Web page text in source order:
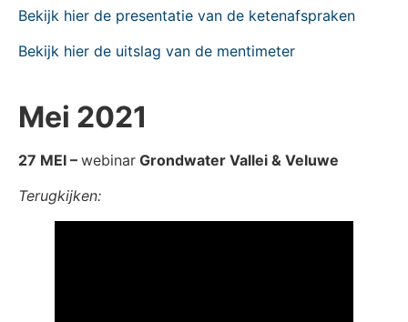
Bekijk hier de presentatie van de ketenafspraken
Bekijk hier de uitslag van de mentimeter
Mei 2021
27 MEI – webinar Grondwater Vallei & Veluwe
Terugkijken: